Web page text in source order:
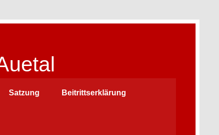
Satzung Beitrittserklärung